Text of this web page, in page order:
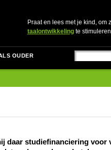
Praat en lees met je kind, om
taalontwikkelingte
OUDER
daar studiefinanciering voor